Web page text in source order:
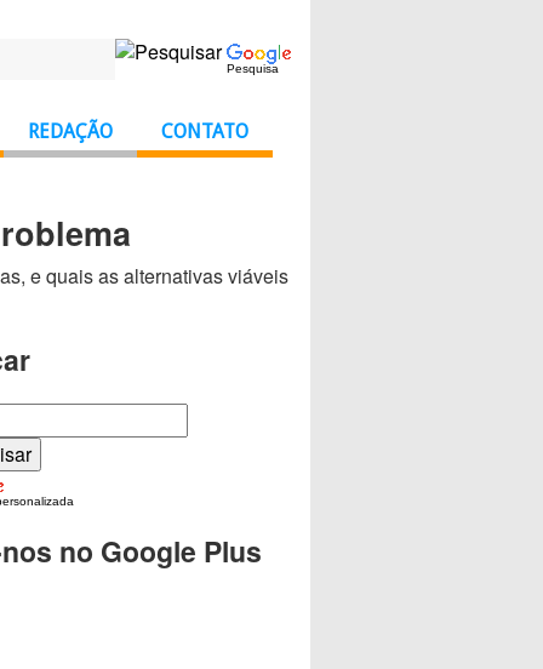
Pesquisa
REDAÇÃO CONTATO
e quais as alternativas viáveis
no Google Plus